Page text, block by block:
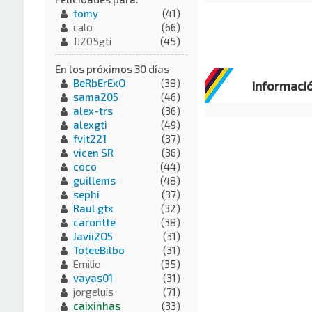
tomy
(41)
calo
(66)
JJ205gti
(45)
En los próximos 30 días
BeRbErExO
(38)
sama205
(46)
alex-trs
(36)
alexgti
(49)
fvit221
(37)
vicen SR
(36)
coco
(44)
guillems
(48)
sephi
(37)
Raul gtx
(32)
carontte
(38)
Javii2O5
(31)
ToteeBilbo
(31)
Emilio
(35)
vayas01
(31)
jorgeluis
(71)
caixinhas
(33)